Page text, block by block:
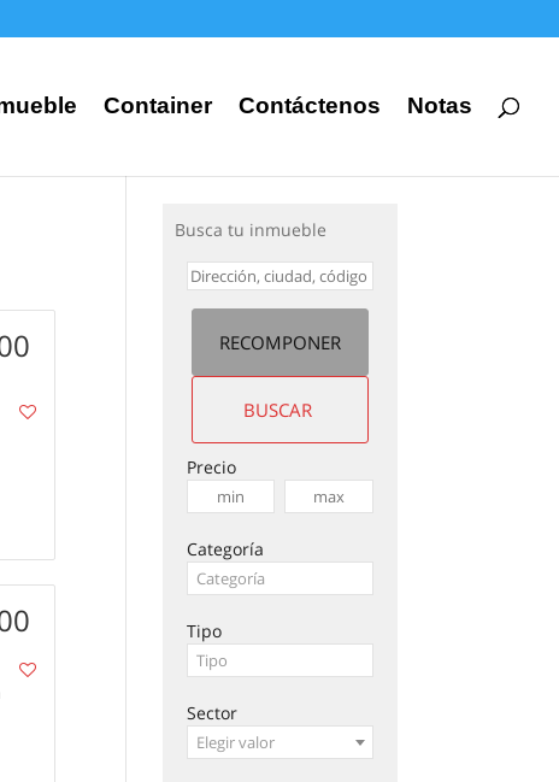
Container Contáctenos Notas
Busca tu inmueble
Precio
Categoría
Tipo
Sector
Elegir valor